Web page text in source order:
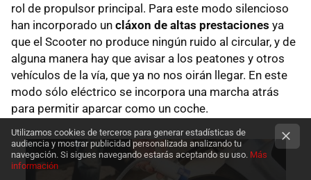
rol de propulsor principal. Para este modo silencioso
han incorporado un cláxon de altas prestaciones ya
que el Scooter no produce ningún ruido al circular, y de
alguna manera hay que avisar a los peatones y otros
vehículos de la vía, que ya no nos oirán llegar. En este
modo sólo eléctrico se incorpora una marcha atrás
para permitir aparcar como un coche.
Utilizamos cookies de terceros para generar estadísticas de
audiencia y mostrar publicidad personalizada analizando tu
navegación. Si sigues navegando estarás aceptando su uso. Más
información